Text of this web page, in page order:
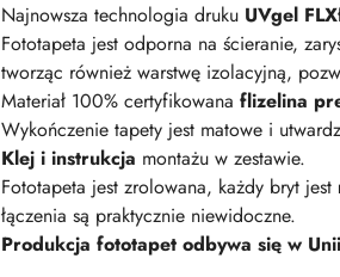
Najnowsza technologia druku UVgel
Fototapeta jest odporna na ścieranie,
tworząc również warstwę izolacyjną,
Materiał 100% certyfikowana flizelina
Wykończenie tapety jest matowe i
Klej i instrukcja montażu w zestawie.
Fototapeta jest zrolowana, każdy bryt jest
łączenia są praktycznie niewidoczne.
Produkcja fototapet odbywa się w